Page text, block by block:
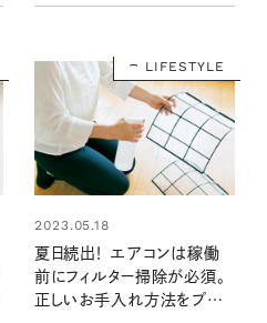
2023】
LIFESTYLE
2023.05.18
夏日続出！ エアコンは稼働
前にフィルター掃除が必須。
正しいお手入れ方法をプロ